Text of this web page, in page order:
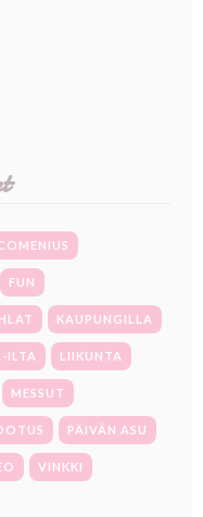
FUN
KAUPUNGILLA
ILTA LIIKUNTA
MESSUT
PÄIVÄN ASU
VINKKI